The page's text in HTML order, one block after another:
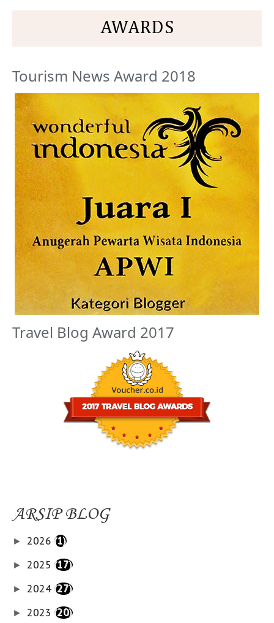
AWARDS
Tourism News Award 2018
Travel Blog Award 2017
ARSIP BLOG
► 2026 (1)
► 2025 (17)
► 2024 (27)
► 2023 (20)